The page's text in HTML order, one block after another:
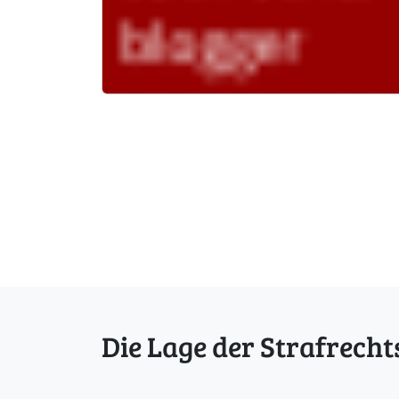
Die Lage der